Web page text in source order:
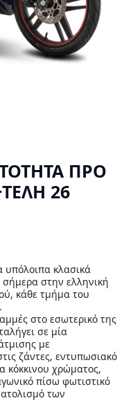
ΠΡΟ
26
υπόλοιπα κλασικά
στην ελληνική
κάθε τμήμα του
στο εσωτερικό της
σε μία
με
ζάντες, εντυπωσιακό
κόκκινου χρώματος,
πίσω φωτιστικό
των